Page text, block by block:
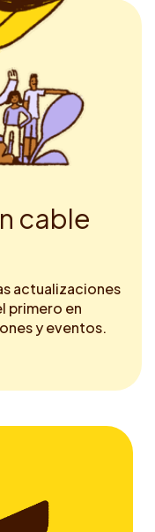
cable
actualizaciones
primero en
y eventos.